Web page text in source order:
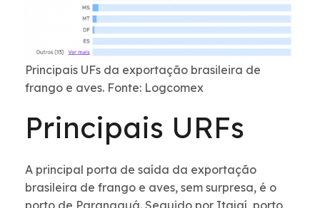
Principais UFs da exportação brasileira de
frango e aves. Fonte: Logcomex
Principais URFs
A principal porta de saída da exportação
brasileira de frango e aves, sem surpresa, é o
porto de Paranaguá. Seguido por Itajaí, porto